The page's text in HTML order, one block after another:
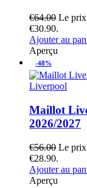
€64.00 Le
€30.90.
Ajouter au
Aperçu
-48%
Liverpool
Maillot
2026/2027
€56.00 Le
€28.90.
Ajouter au
Aperçu